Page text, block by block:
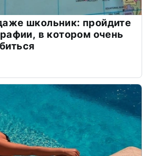
школьник: пройдите
в котором очень